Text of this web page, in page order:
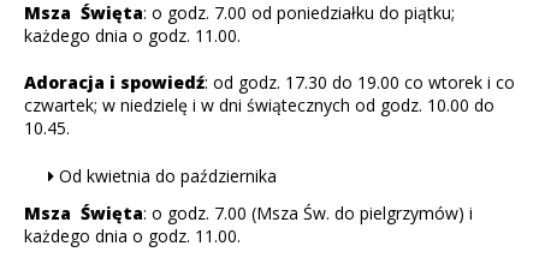
Msza Święta: o godz. 7.00 od poniedziałku do piątku;
każdego dnia o godz. 11.00.
Adoracja i spowiedź: od godz. 17.30 do 19.00 co wtorek i co
czwartek; w niedzielę i w dni świątecznych od godz. 10.00 do
10.45.
Od kwietnia do października
Msza Święta: o godz. 7.00 (Msza Św. do pielgrzymów) i
każdego dnia o godz. 11.00.